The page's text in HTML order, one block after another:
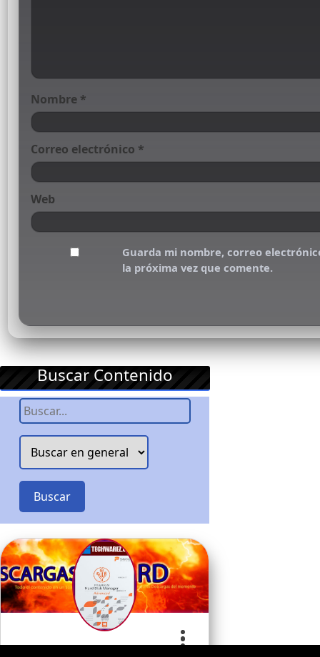
Nombre *
Correo electrónico *
Web
Guarda mi nombre, correo
la próxima vez que comente.
Buscar Contenido
Buscar